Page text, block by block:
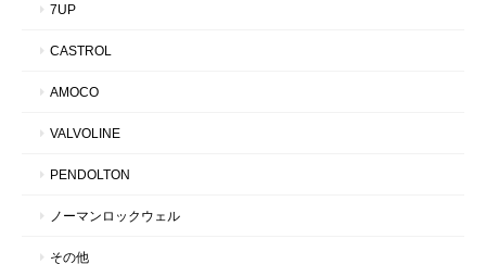
7UP
CASTROL
AMOCO
VALVOLINE
PENDOLTON
ノーマンロックウェル
その他